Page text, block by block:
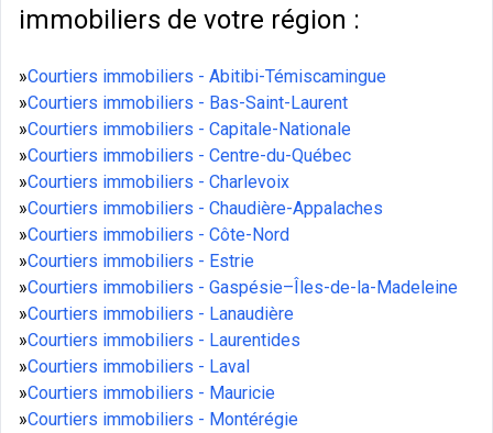
immobiliers de votre région :
»Courtiers immobiliers - Abitibi-Témiscamingue
»Courtiers immobiliers - Bas-Saint-Laurent
»Courtiers immobiliers - Capitale-Nationale
»Courtiers immobiliers - Centre-du-Québec
»Courtiers immobiliers - Charlevoix
»Courtiers immobiliers - Chaudière-Appalaches
»Courtiers immobiliers - Côte-Nord
»Courtiers immobiliers - Estrie
»Courtiers immobiliers - Gaspésie–Îles-de-la-Madeleine
»Courtiers immobiliers - Lanaudière
»Courtiers immobiliers - Laurentides
»Courtiers immobiliers - Laval
»Courtiers immobiliers - Mauricie
»Courtiers immobiliers - Montérégie